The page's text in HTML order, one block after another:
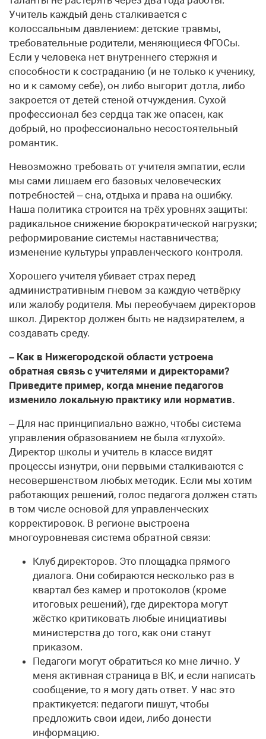
Учитель каждый день сталкивается с
колоссальным давлением: детские травмы,
требовательные родители, меняющиеся ФГОСы.
Если у человека нет внутреннего стержня и
способности к состраданию (и не только к ученику,
но и к самому себе), он либо выгорит дотла, либо
закроется от детей стеной отчуждения. Сухой
профессионал без сердца так же опасен, как
добрый, но профессионально несостоятельный
романтик.
Невозможно требовать от учителя эмпатии, если
мы сами лишаем его базовых человеческих
потребностей – сна, отдыха и права на ошибку.
Наша политика строится на трёх уровнях защиты:
радикальное снижение бюрократической нагрузки;
реформирование системы наставничества;
изменение культуры управленческого контроля.
Хорошего учителя убивает страх перед
административным гневом за каждую четвёрку
или жалобу родителя. Мы переобучаем директоров
школ. Директор должен быть не надзирателем, а
создавать среду.
– Как в Нижегородской области устроена
обратная связь с учителями и директорами?
Приведите пример, когда мнение педагогов
изменило локальную практику или норматив.
– Для нас принципиально важно, чтобы система
управления образованием не была «глухой».
Директор школы и учитель в классе видят
процессы изнутри, они первыми сталкиваются с
несовершенством любых методик. Если мы хотим
работающих решений, голос педагога должен стать
в том числе основой для управленческих
корректировок. В регионе выстроена
многоуровневая система обратной связи:
Клуб директоров. Это площадка прямого
диалога. Они собираются несколько раз в
квартал без камер и протоколов (кроме
итоговых решений), где директора могут
жёстко критиковать любые инициативы
министерства до того, как они станут
приказом.
Педагоги могут обратиться ко мне лично. У
меня активная страница в ВК, и если написать
сообщение, то я могу дать ответ. У нас это
практикуется: педагоги пишут, чтобы
предложить свои идеи, либо донести
информацию.